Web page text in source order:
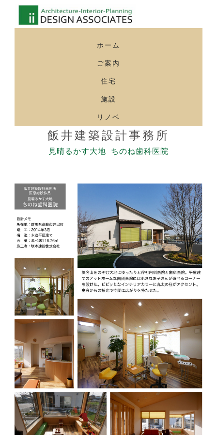
ホーム
ご案内
住宅
施設
リノベ
飯井建築設計事務所
見晴るかす大地 ちのね歯科医院